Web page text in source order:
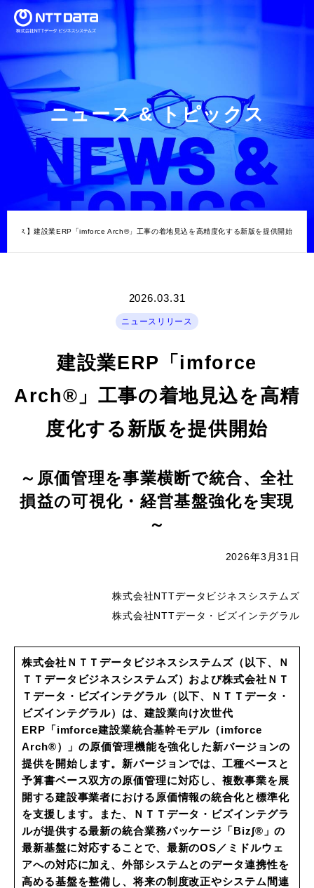
ニュース & トピックス
リース】建設業ERP「imforce Arch®」工事の着地見込を高精度化する新版を提供開始
2026.03.31
ニュースリリース
建設業ERP「imforce
Arch®」工事の着地見込を高精
度化する新版を提供開始
～原価管理を事業横断で統合、全社
損益の可視化・経営基盤強化を実現
～
2026年3月31日
株式会社NTTデータビジネスシステムズ
株式会社NTTデータ・ビズインテグラル
株式会社ＮＴＴデータビジネスシステムズ（以下、Ｎ
ＴＴデータビジネスシステムズ）および株式会社ＮＴ
Ｔデータ・ビズインテグラル（以下、ＮＴＴデータ・
ビズインテグラル）は、建設業向け次世代
ERP「imforce建設業統合基幹モデル（imforce
Arch®）」の原価管理機能を強化した新バージョンの
提供を開始します。新バージョンでは、工種ベースと
予算書ベース双方の原価管理に対応し、複数事業を展
開する建設事業者における原価情報の統合化と標準化
を支援します。また、ＮＴＴデータ・ビズインテグラ
ルが提供する最新の統合業務パッケージ「Biz∫®」の
最新基盤に対応することで、最新のOS／ミドルウェ
アへの対応に加え、外部システムとのデータ連携性を
高める基盤を整備し、将来の制度改正やシステム間連